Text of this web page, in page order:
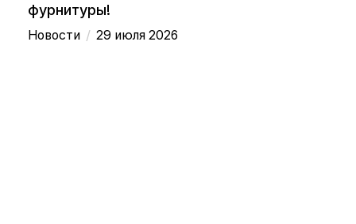
фурнитуры!
Новости / 29 июля 2026